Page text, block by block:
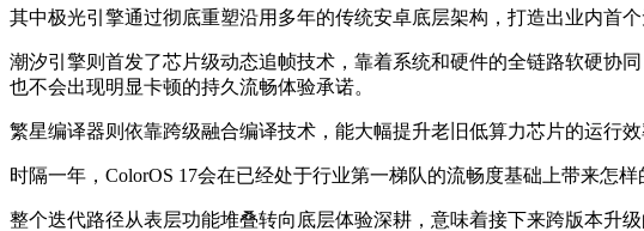
其中极光引擎通过彻底重塑沿用多年的传统安卓底层架构，打造出业内首
潮汐引擎则首发了芯片级动态追帧技术，靠着系统和硬件的全链路软硬协
也不会出现明显卡顿的持久流畅体验承诺。
繁星编译器则依靠跨级融合编译技术，能大幅提升老旧低算力芯片的运行
时隔一年，ColorOS 17会在已经处于行业第一梯队的流畅度基础上带来怎
整个迭代路径从表层功能堆叠转向底层体验深耕，意味着接下来跨版本升